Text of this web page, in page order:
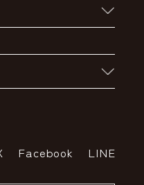
Facebook LINE